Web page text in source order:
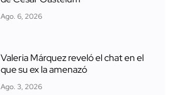
Ago. 6, 2026
Valeria Márquez reveló el chat en el
que su ex la amenazó
Ago. 3, 2026